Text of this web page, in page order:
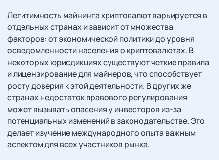
Легитимность майнинга криптовалют варьируется в
отдельных странах и зависит от множества
факторов: от экономической политики до уровня
осведомленности населения о криптовалютах. В
некоторых юрисдикциях существуют четкие правила
и лицензирование для майнеров, что способствует
росту доверия к этой деятельности. В других же
странах недостаток правового регулирования
может вызывать опасения у инвесторов из-за
потенциальных изменений в законодательстве. Это
делает изучение международного опыта важным
аспектом для всех участников рынка.